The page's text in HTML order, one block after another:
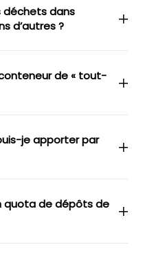
déchets dans
d’autres ?
de « tout-
je apporter par
quota de dépôts de